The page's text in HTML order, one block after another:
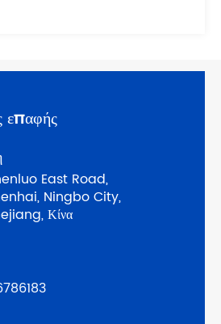
επαφής
East Road,
Ningbo City,
Κίνα